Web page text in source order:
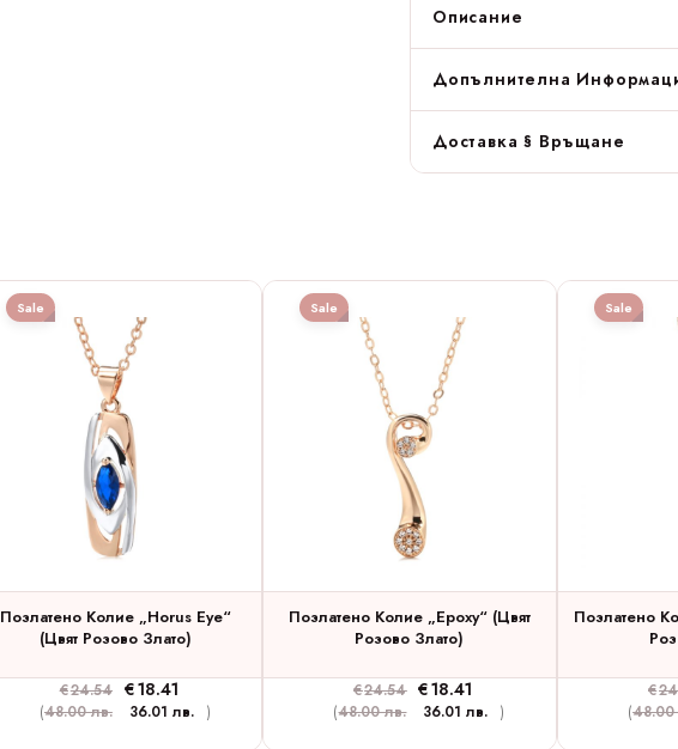
Описание
Допълнителна
Доставка § Връщане
Sale
Позлатено Колие „Horus Eye“
(цвят Розово Злато)
€24.54 €18.41
(48.00 лв. 36.01 лв. )
Sale
Позлатено Колие „Epoxy“ (цвят
Розово Злато)
€24.54 €18.41
(48.00 лв. 36.01 лв. )
Sale
Позлатено
€
(48.00